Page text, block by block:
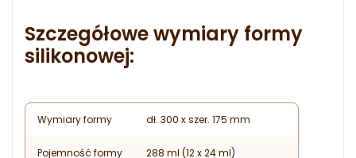
Szczegółowe wymiary formy
silikonowej:
Wymiary formy dł. 300 x szer. 175 mm
Pojemność formy 288 ml (12 x 24 ml)